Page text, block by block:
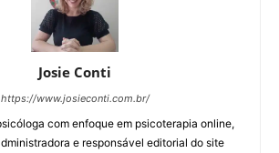
Josie Conti
https://www.josieconti.com.br/
com enfoque em psicoterapia online,
e responsável editorial do site